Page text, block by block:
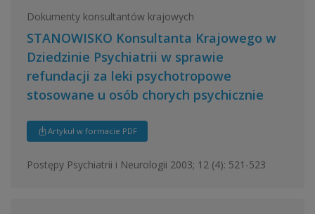
Dokumenty konsultantów krajowych
STANOWISKO Konsultanta Krajowego w
Dziedzinie Psychiatrii w sprawie
refundacji za leki psychotropowe
stosowane u osób chorych psychicznie
Artykuł w formacie PDF
Postępy Psychiatrii i Neurologii 2003; 12 (4): 521-523